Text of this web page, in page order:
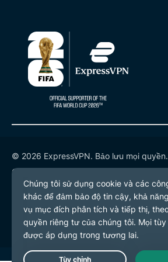
© 2026 ExpressVPN. Bảo lưu mọi quyền.
Chính sách quyền riêng tư
Điều khoản dịch vụ
Tùy chọn cookie